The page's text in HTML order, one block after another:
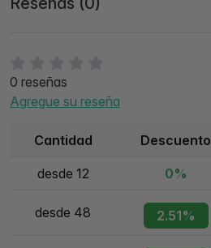
0 reseñas
Agregue su reseña
Cantidad Descuento
desde 12 0%
desde 48 2.51%